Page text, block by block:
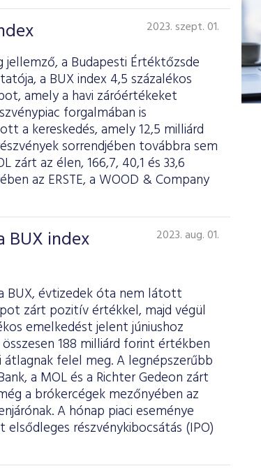
2023. szept. 01.
a Budapesti Értéktőzsde
a BUX index 4,5 százalékos
amely a havi záróértékeket
forgalmában is
a kereskedés, amely 12,5 milliárd
sorrendjében továbbra sem
zárt az élen, 166,7, 40,1 és 33,6
az ERSTE, a WOOD & Company
index
2023. aug. 01.
BUX, évtizedek óta nem látott
zárt pozitív értékkel, majd végül
emelkedést jelent júniushoz
188 milliárd forint értékben
felel meg. A legnépszerűbb
a MOL és a Richter Gedeon zárt
a brókercégek mezőnyében az
A hónap piaci eseménye
részvénykibocsátás (IPO)